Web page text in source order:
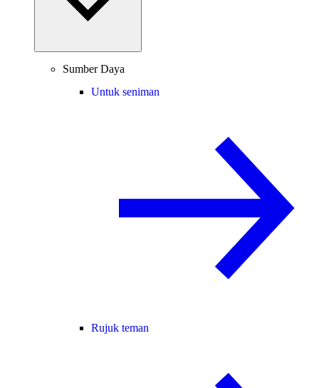
Sumber Daya
Untuk seniman
Rujuk teman